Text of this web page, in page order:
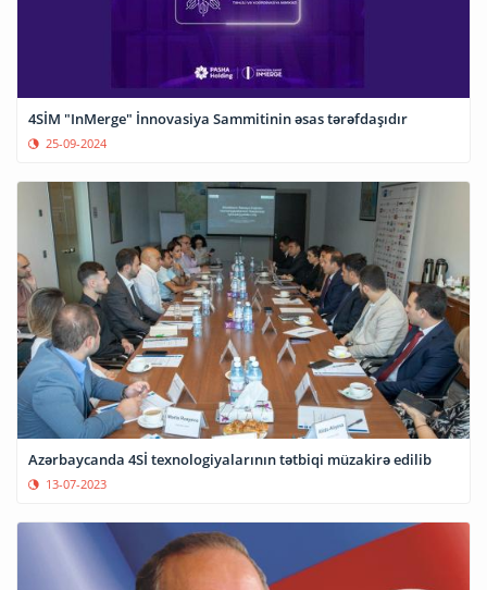
4SİM "InMerge" İnnovasiya Sammitinin əsas tərəfdaşıdır
25-09-2024
Azərbaycanda 4Sİ texnologiyalarının tətbiqi müzakirə edilib
13-07-2023